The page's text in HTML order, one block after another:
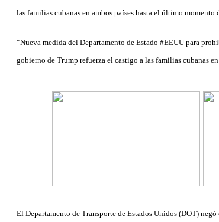
las familias cubanas en ambos países hasta el último momento
“Nueva medida del Departamento de Estado #EEUU para
gobierno de Trump refuerza el castigo a las familias cubanas
El Departamento de Transporte de Estados Unidos (DOT)